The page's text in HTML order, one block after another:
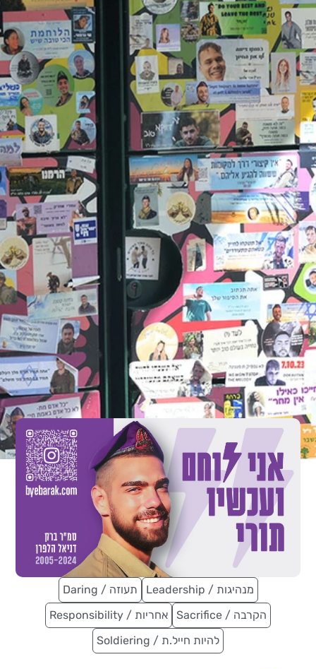
Daring / תעוזה
Leadership / מנהיגות
Responsibility / אחריות
Sacrifice / הקרבה
Soldiering / להיות חייל.ת